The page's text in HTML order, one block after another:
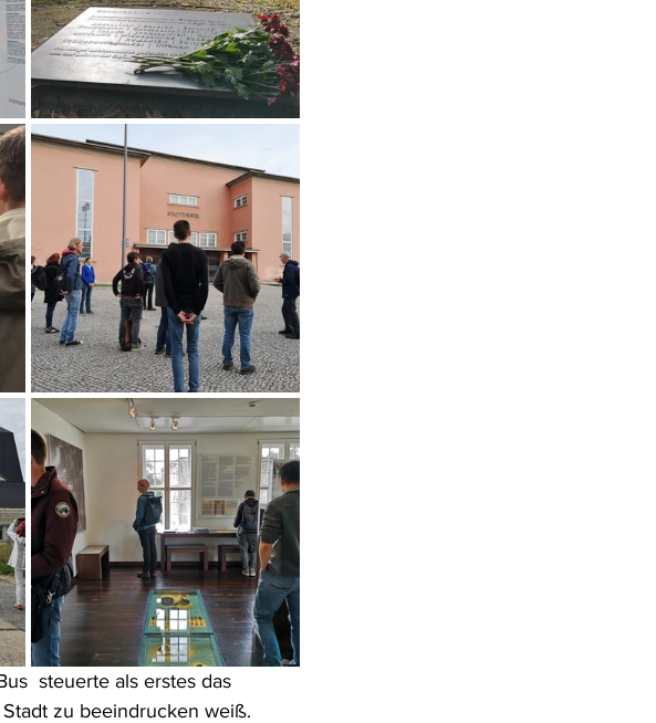
steuerte als erstes das
zu beeindrucken weiß.